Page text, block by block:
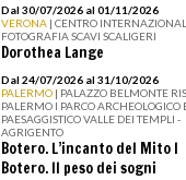
Dal 30/07/2026 al 01/11/2026
VERONA | CENTRO
FOTOGRAFIA SCAVI SCALIGERI
Dorothea Lange
Dal 24/07/2026 al 31/10/2026
PALERMO | PALAZZO BELMONTE
PALERMO I PARCO ARCHEOLOGICO
PAESAGGISTICO VALLE DEI TEMPLI -
AGRIGENTO
Botero. L’incanto del Mito I
Botero. Il peso dei sogni